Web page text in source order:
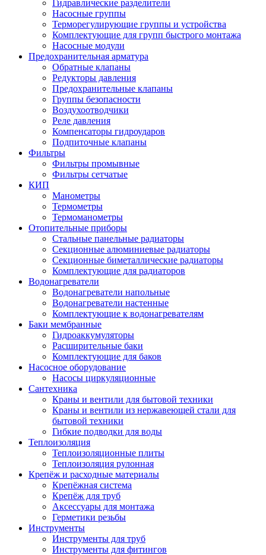
Гидравлические разделители
Насосные группы
Терморегулирующие группы и устройства
Комплектующие для групп быстрого монтажа
Насосные модули
Предохранительная арматура
Обратные клапаны
Редукторы давления
Предохранительные клапаны
Группы безопасности
Воздухоотводчики
Реле давления
Компенсаторы гидроударов
Подпиточные клапаны
Фильтры
Фильтры промывные
Фильтры сетчатые
КИП
Манометры
Термометры
Термоманометры
Отопительные приборы
Стальные панельные радиаторы
Секционные алюминиевые радиаторы
Секционные биметаллические радиаторы
Комплектующие для радиаторов
Водонагреватели
Водонагреватели напольные
Водонагреватели настенные
Комплектующие к водонагревателям
Баки мембранные
Гидроаккумуляторы
Расширительные баки
Комплектующие для баков
Насосное оборудование
Насосы циркуляционные
Сантехника
Краны и вентили для бытовой техники
Краны и вентили из нержавеющей стали для
бытовой техники
Гибкие подводки для воды
Теплоизоляция
Теплоизоляционные плиты
Теплоизоляция рулонная
Крепёж и расходные материалы
Крепёжная система
Крепёж для труб
Аксессуары для монтажа
Герметики резьбы
Инструменты
Инструменты для труб
Инструменты для фитингов